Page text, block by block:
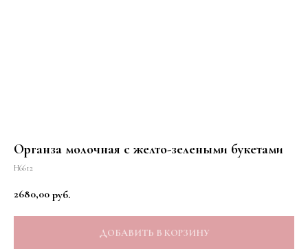
Органза молочная с желто-зелеными букетами
Н6612
2680,00 руб.
ДОБАВИТЬ В КОРЗИНУ